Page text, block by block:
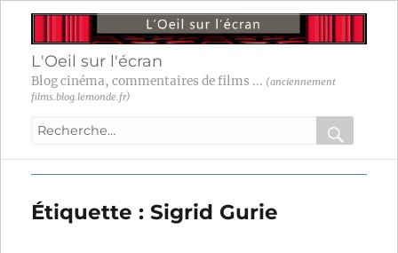
L'Oeil sur l'écran
Blog cinéma, commentaires de films ... (anciennement
films.blog.lemonde.fr)
Recherche
:
OK
Étiquette :Sigrid Gurie